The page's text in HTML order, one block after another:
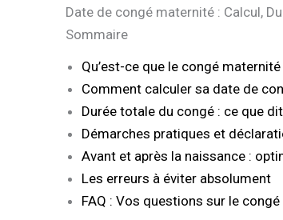
Date de congé maternité : Calcul,
Sommaire
Qu’est-ce que le congé maternité
Comment calculer sa date de
Durée totale du congé : ce que
Démarches pratiques et
Avant et après la naissance :
Les erreurs à éviter absolument
FAQ : Vos questions sur le